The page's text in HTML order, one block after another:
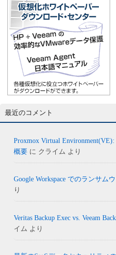
最近のコメント
Proxmox Virtual
概要 に クライム より
Google Workspace でのランサム
り
Veritas Backup Exec vs. Veeam
イム より